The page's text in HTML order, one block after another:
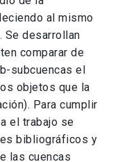
al mismo
Se desarrollan
comparar de
subcuencas el
objetos que la
Para cumplir
el trabajo se
bibliográficos y
las cuencas